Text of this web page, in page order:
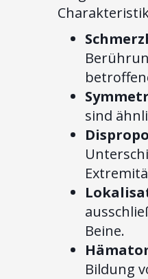
sind
Beine.
Bildung